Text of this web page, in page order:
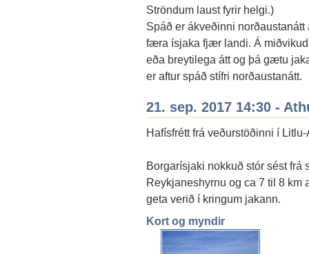
Ströndum laust fyrir helgi.)
Spáð er ákveðinni
færa ísjaka fjær landi. Á
eða breytilega átt og þá gætu
er aftur spáð stífri norðaustanátt.
21. sep. 2017 14:30 -
Hafísfrétt frá veðurstöðinni í
Borgarísjaki nokkuð stór sést frá
Reykjaneshyrnu og ca 7 til 8
geta verið í kringum jakann.
Kort og myndir